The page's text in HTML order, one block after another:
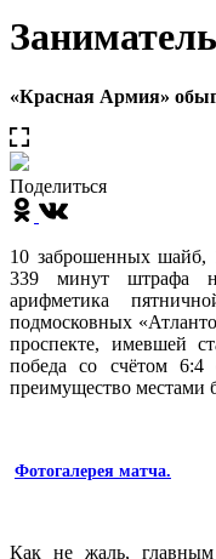
«Красная Армия»
Поделиться
10 заброшенных шайб,
339 минут штрафа
арифметика
подмосковных
проспекте, имевшей
победа со счётом 6:4
преимущество местами
Фотогалерея матча.
Как не жаль,